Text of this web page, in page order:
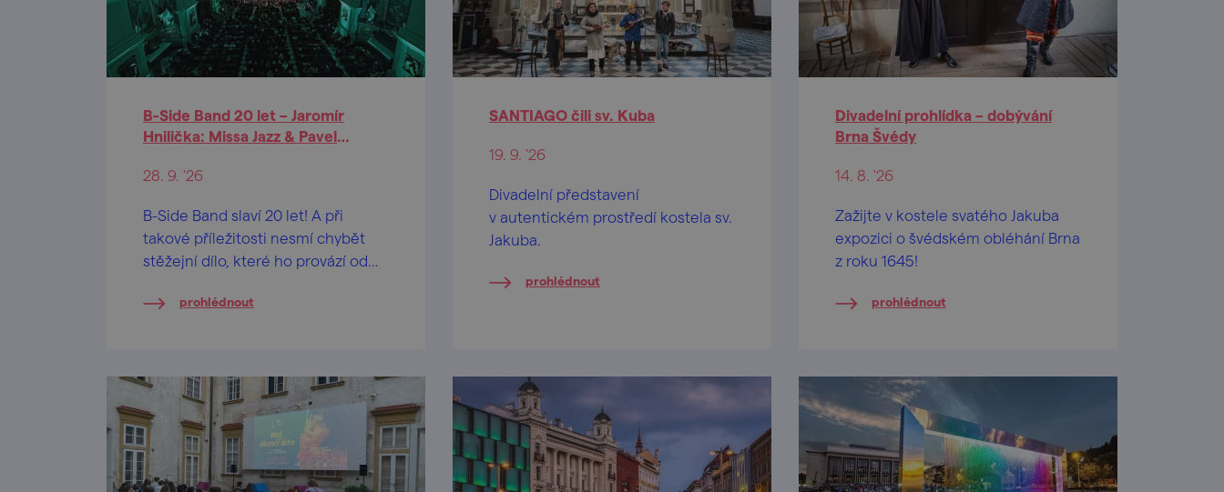
B-Side Band 20 let – Jaromír
Hnilička: Missa Jazz & Pavel
svatováclavský chorál
28. 9. '26
B-Side Band slaví 20 let! A při
takové příležitosti nesmí chybět
stěžejní dílo, které ho provází od
prohlédnout
SANTIAGO čili sv. Kuba
19. 9. '26
Divadelní představení
v autentickém prostředí kostela sv.
Jakuba.
prohlédnout
Divadelní prohlídka – dobývání
Brna Švédy
14. 8. '26
Zažijte v kostele svatého Jakuba
expozici o švédském obléhání Brna
z roku 1645!
prohlédnout